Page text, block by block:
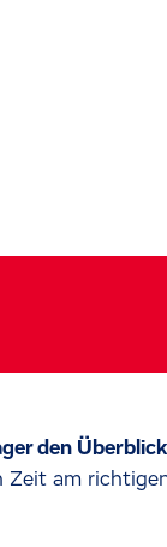
den
Zeit am